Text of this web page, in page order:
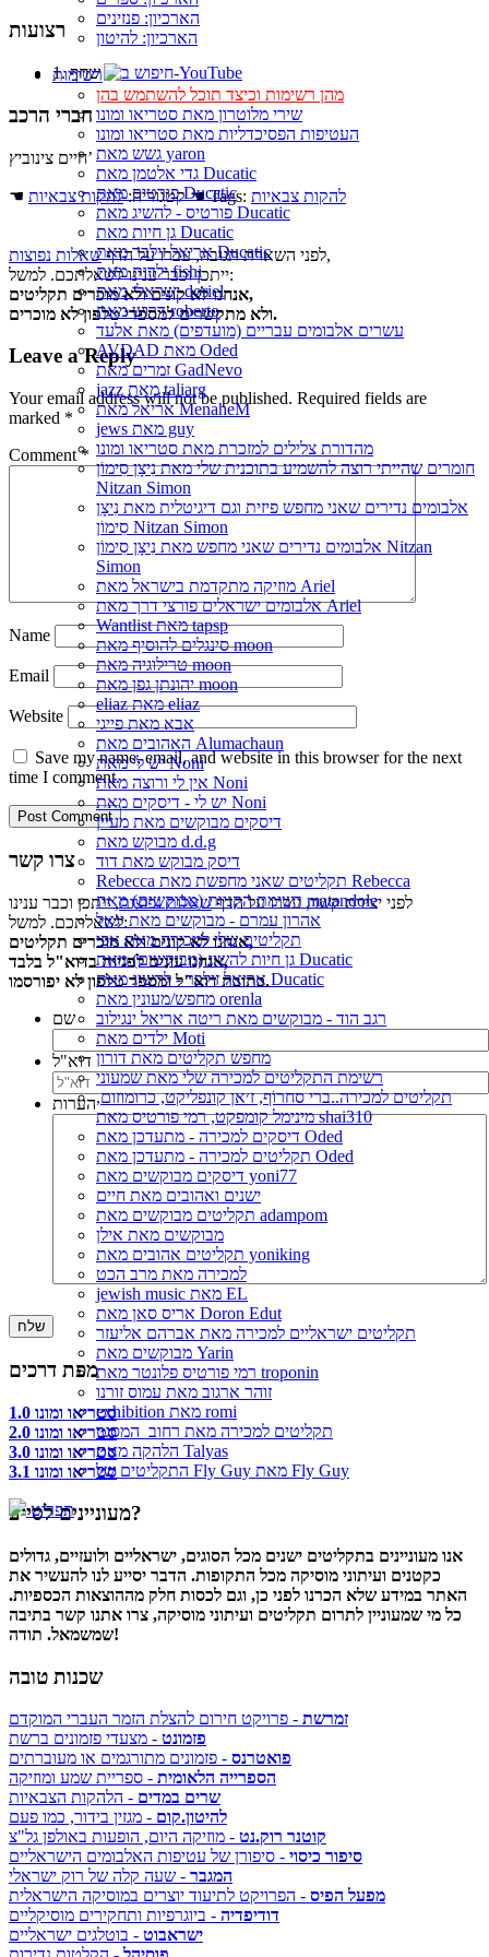
הארכיון: פנזינים
הארכיון: להיטון
רשימות
מהן רשימות וכיצד תוכל להשתמש בהן
שירי מלוטרון מאת סטריאו ומונו
העטיפות הפסיכדליות מאת סטריאו ומונו
גשש מאת yaron
גדי אלטמן מאת Ducatic
פורטיס מאת Ducatic
פורטיס - להשיג מאת Ducatic
גן חיות מאת Ducatic
אריאל זילבר מאת Ducatic
ילדות מאת fishi
ישראלי מאת doriel
דרוש מאת roberto
עשרים אלבומים עבריים (מועדפים) מאת אלעד
AVDAD מאת Oded
זמרים מאת GadNevo
jazz מאת taliarg
אריאל מאת MenaheM
jews מאת guy
מהדורת צלילים למזכרת מאת סטריאו ומונו
חומרים שהייתי רוצה להשמיע בתוכנית שלי מאת נִיצָן סִימוֹן
Nitzan Simon
אלבומים נדירים שאני מחפש פיזית וגם דיגיטלית מאת נִיצָן
סִימוֹן Nitzan Simon
אלבומים נדירים שאני מחפש מאת נִיצָן סִימוֹן Nitzan
Simon
מוזיקה מתקדמת בישראל מאת Ariel
אלבומים ישראלים פורצי דרך מאת Ariel
Wantlist מאת tapsp
סינגלים להוסיף מאת moon
טרילוגיה מאת moon
יהונתן גפן מאת moon
eliaz מאת eliaz
אבא מאת פייגי
האהובים מאת Alumachaun
יש לי מאת Noni
אין לי ורוצה מאת Noni
יש לי - דיסקים מאת Noni
דיסקים מבוקשים מאת מעיין
מבוקש מאת d.d.g
דיסק מבוקש מאת דוד
Rebecca תקליטים שאני מחפשת מאת Rebecca
רשימת הקניות (מבוקשים) מאת matandole
אהרון עמרם - מבוקשים מאת יגאל
תקליטים שלי למכירה מאת אפי
גן חיות להשיג (מבוקשים) מאת Ducatic
אריאל זילבר - להשיג מאת Ducatic
מחפש/מעונין מאת orenla
רגב הוד - מבוקשים מאת ריטה אריאל ינגילוב
ילדים מאת Moti
מחפש תקליטים מאת דורון
רשימת התקליטים למכירה שלי מאת שמעוני
תקליטים למכירה..ברי סחרוֹף, ז׳אן קונפליקט, כרומוזום,
מינימל קומפקט, רמי פורטיס מאת shai310
דיסקים למכירה - מתעדכן מאת Oded
תקליטים למכירה - מתעדכן מאת Oded
דיסקים מבוקשים מאת yoni77
ישנים ואהובים מאת חיים
תקליטים מבוקשים מאת adampom
מבוקשים מאת אילן
תקליטים אהובים מאת yoniking
למכירה מאת מרב הכט
jewish music מאת EL
אריס סאן מאת Doron Edut
תקליטים ישראליים למכירה מאת אברהם אליעזר
מבוקשים מאת Yarin
רמי פורטיס פלונטר מאת troponin
זוהר ארגוב מאת עמוס זורנו
exhibition מאת romi
תקליטים למכירה מאת רחוב_המסגר
הלהקה מאת Talyas
התקליטים של Fly Guy מאת Fly Guy
תפריט
רצועות
1. שחף
חברי הרכב
חיים צינוביץ’
☚ קטגוריה:להקות צבאיות ☚ Tags: להקות צבאיות
לפני השארת תגובה, עברו על הדףשאלות נפוצות
,
ייתכן וכבר ענינו לשאלתכם. למשל:
אנחנו לא קונים ולא מוכרים תקליטים,
ולא מתקשרים למספרי טלפון לא מוכרים.
Leave a Reply
Your email address will not be published. Required fields are
marked *
Comment*
Name
Email
Website
Save my name, email, and website in this browser for the next
time I comment.
צרו קשר
לפני יצירת קשר, עברו על הדףשאלות נפוצות, ייתכן וכבר ענינו
לשאלתכם. למשל:
אנחנו לא קונים ולא מוכרים תקליטים,
אנחנו עונים לפניות בדוא"ל בלבד,
כתובת דוא"ל ומספר טלפון לא יפורסמו.
שם
דוא"ל
הערות
מפת דרכים
סטריאו ומונו 1.0
סטריאו ומונו 2.0
סטריאו ומונו 3.0
סטריאו ומונו 3.1
מעוניינים לסייע?
אנו מעוניינים בתקליטים ישנים מכל הסוגים, ישראליים ולועזיים, גדולים
כקטנים ועיתוני מוסיקה מכל התקופות. הדבר יסייע לנו להעשיר את
האתר במידע שלא הכרנו לפני כן, וגם לכסות חלק מההוצאות הכספיות.
כל מי שמעוניין לתרום תקליטים ועיתוני מוסיקה, צרו אתנו קשר בתיבה
שמשמאל. תודה!
שכנות טובה
זמרשת - פרויקט חירום להצלת הזמר העברי המוקדם
פזמונט - מצעדי פזמונים ברשת
פואטרנס - פזמונים מתורגמים או מעוברתים
הספרייה הלאומית - ספריית שמע ומוזיקה
שרים במדים - הלהקות הצבאיות
להיטון.קום - מגזין בידור, כמו פעם
קוטנר רוק.נט - מוזיקה היום, הופעות באולפן גל"צ
סיפור כיסוי - סיפורן של עטיפות האלבומים הישראליים
המגבר - שעה קלה של רוק ישראלי
מפעל הפיס - הפרויקט לתיעוד יוצרים במוסיקה הישראלית
דודיפדיה - ביוגרפיות ותחקירים מוסיקליים
ישראבוט - בוטלגים ישראליים